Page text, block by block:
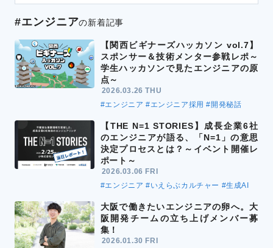
#エンジニアの新着記事
【関西ビギナーズハッカソン vol.7】
スポンサー＆技術メンター参戦レポ～
学生ハッカソンで見たエンジニアの原
点～
2026.03.26 THU
#エンジニア #エンジニア採用 #開発秘話
【THE N=1 STORIES】成長企業6社
のエンジニアが語る、「N=1」の意思
決定プロセスとは？～イベント開催レ
ポート～
2026.03.06 FRI
#エンジニア #いえらぶカルチャー #生成AI
大阪で働きたいエンジニアの卵へ。大
阪開発チームの立ち上げメンバー募
集！
2026.01.30 FRI